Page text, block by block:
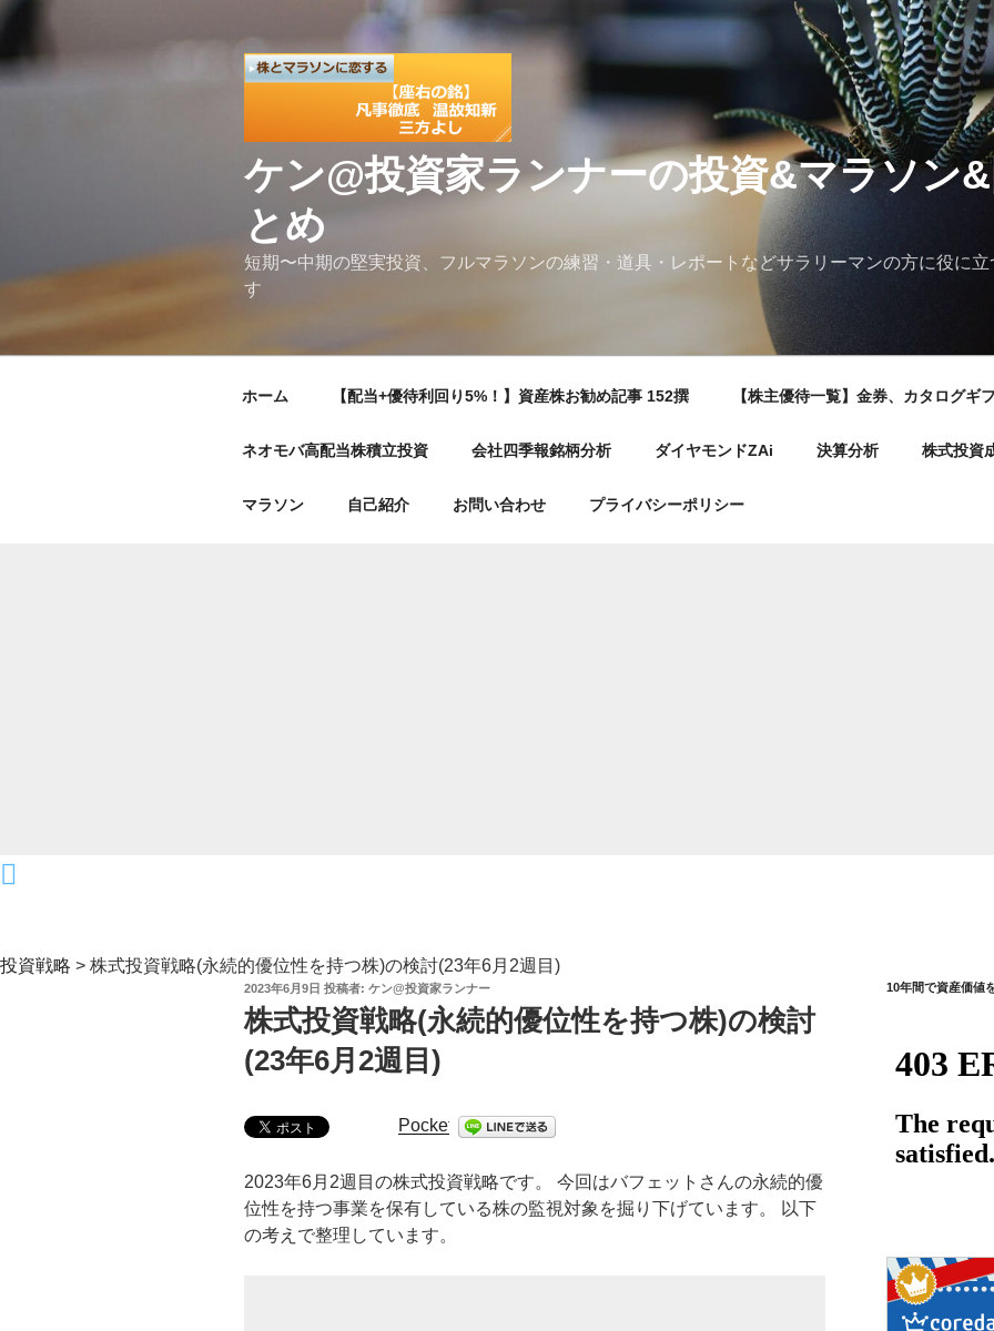
コ
テ
ケン@投資家ランナーの投資&マラソン
とめ
短期〜中期の堅実投資、フルマラソンの練習・道具・レポートなどサラリーマンの方に役に
す
ホーム 【配当+優待利回り5%！】資産株お勧め記事 152撰 【株主優待一覧】金券、カタログギ
ネオモバ高配当株積立投資 会社四季報銘柄分析 ダイヤモンドZAi 決算分析 株式投資
マラソン 自己紹介 お問い合わせ プライバシーポリシー
投資戦略 > 株式投資戦略(永続的優位性を持つ株)の検討(23年6月2週目)
投
稿
日:
2023年6月9日 投稿者: ケン@投資家ランナー
株式投資戦略(永続的優位性を持つ株)の検討
(23年6月2週目)
Pocket
2023年6月2週目の株式投資戦略です。 今回はバフェットさんの永続的優
位性を持つ事業を保有している株の監視対象を掘り下げています。
以下
の考えで整理しています。
10年間で資産価値